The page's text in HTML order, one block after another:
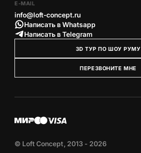
E-MAIL
info@loft-concept.ru
Написать в Whatsapp
Написать в Telegram
3D ТУР ПО ШОУ РУМУ
ПЕРЕЗВОНИТЕ МНЕ
© Loft Concept, 2013 - 2026